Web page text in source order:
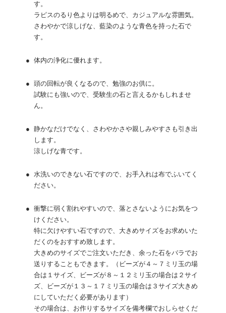
す。
ラピスのるり色よりは明るめで、カジュアルな雰囲気。
さわやかで涼しげな、藍染のような青色を持った石で
す。
● 体内の浄化に優れます。
●
頭の回転が良くなるので、勉強のお供に。
試験にも強いので、受験生の石と言えるかもしれませ
ん。
●
静かなだけでなく、さわやかさや親しみやすさも引き出
します。
涼しげな青です。
●
水洗いのできない石ですので、お手入れは布でふいてく
ださい。
●
衝撃に弱く割れやすいので、落とさないようにお気をつ
けください。
特に欠けやすい石ですので、大きめサイズをお求めいた
だくのをおすすめ致します。
大きめのサイズでご注文いただき、余った石をバラでお
送りすることもできます。（ビーズが４～７ミリ玉の場
合は１サイズ、ビーズが８～１２ミリ玉の場合は２サイ
ズ、ビーズが１３～１７ミリ玉の場合は３サイズ大きめ
にしていただく必要があります）
その場合は、お作りするサイズを備考欄でおしらせくだ